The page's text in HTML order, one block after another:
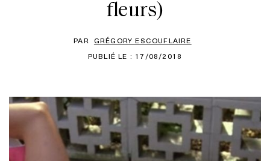
fleurs)
PAR GRÉGORY ESCOUFLAIRE
PUBLIÉ LE : 17/08/2018